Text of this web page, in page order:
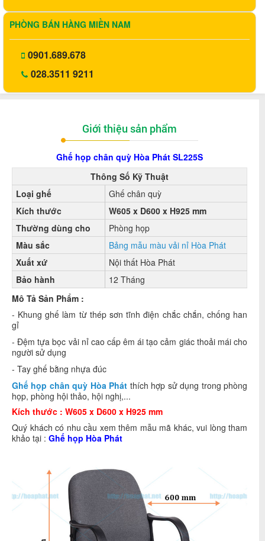
PHÒNG BÁN HÀNG MIỀN NAM
0901.689.678
028.3511 9211
Giới thiệu sản phẩm
Ghế họp chân quỳ Hòa Phát SL225S
Thông Số Kỹ Thuật
Loại ghế
Ghế chân quỳ
Kích thước
W605 x D600 x H925 mm
Thường dùng cho
Phòng họp
Màu sắc
Bảng mẫu màu vải nỉ Hòa Phát
Xuất xứ
Nội thất Hòa Phát
Bảo hành
12 Tháng
Mô Tả Sản Phẩm :
- Khung ghế làm từ thép sơn tĩnh điện chắc chắn, chống han
gỉ
- Đệm tựa bọc vải nỉ cao cấp êm ái tạo cảm giác thoải mái cho
người sử dụng
- Tay ghế bằng nhựa đúc
Ghế họp chân quỳ Hòa Phát thích hợp sử dụng trong phòng
họp, phòng hội thảo, hội nghị,...
Kích thước : W605 x D600 x H925 mm
Quý khách có nhu cầu xem thêm mẫu mã khác, vui lòng tham
khảo tại : Ghế họp Hòa Phát